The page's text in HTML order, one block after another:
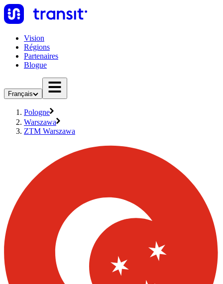
Vision
Régions
Partenaires
Blogue
Français
Pologne
Warszawa
ZTM Warszawa